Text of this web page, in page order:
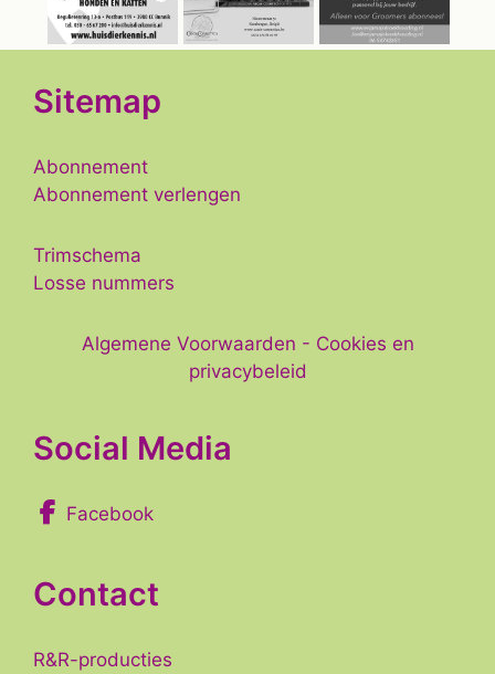
Sitemap
Abonnement
Abonnement verlengen
Trimschema
Losse nummers
Algemene Voorwaarden - Cookies en
privacybeleid
Social Media
Facebook
Contact
R&R-producties